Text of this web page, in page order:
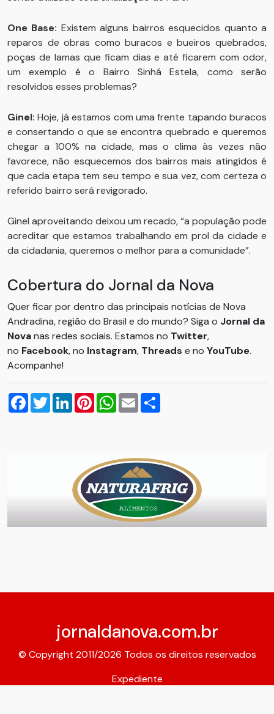
One Base: Existem alguns bairros esquecidos quanto a
reparos de obras como buracos e bueiros quebrados,
poças de lamas que ficam dias e até ficarem com odor,
um exemplo é o Bairro Sinhá Estela, como serão
resolvidos esses problemas?
Ginel: Hoje, já estamos com uma frente tapando buracos
e consertando o que se encontra quebrado e queremos
chegar a 100% na cidade, mas o clima às vezes não
favorece, não esquecemos dos bairros mais atingidos é
que cada etapa tem seu tempo e sua vez, com certeza o
referido bairro será revigorado.
Ginel aproveitando deixou um recado, “a população pode
acreditar que estamos trabalhando em prol da cidade e
da cidadania, queremos o melhor para a comunidade”.
Cobertura do Jornal da Nova
Quer ficar por dentro das principais notícias de Nova
Andradina, região do Brasil e do mundo? Siga o Jornal da
Novanas redes sociais. Estamos no Twitter,
no Facebook, no Instagram, Threads e no YouTube.
Acompanhe!
Facebook
TwitterLinkedInPinterestWhatsApp
Email
jornaldanova.com.br
© Copyright 2011/2026 Todos os direitos reservados
Expediente